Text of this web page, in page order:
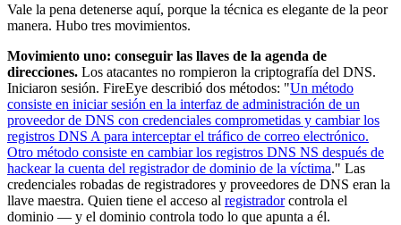
Vale la pena detenerse aquí, porque la técnica es elegante de la peor
manera. Hubo tres movimientos.
Movimiento uno: conseguir las llaves de la agenda de
direcciones. Los atacantes no rompieron la criptografía del DNS.
Iniciaron sesión. FireEye describió dos métodos: "Un método
consiste en iniciar sesión en la interfaz de administración de un
proveedor de DNS con credenciales comprometidas y cambiar los
registros DNS A para interceptar el tráfico de correo electrónico.
Otro método consiste en cambiar los registros DNS NS después de
hackear la cuenta del registrador de dominio de la víctima." Las
credenciales robadas de registradores y proveedores de DNS eran la
llave maestra. Quien tiene el acceso al registradorcontrola el
dominio — y el dominio controla todo lo que apunta a él.